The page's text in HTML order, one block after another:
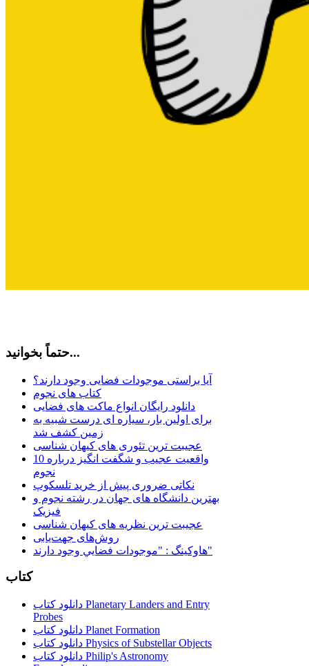
حتماً بخوانید...
آیا براستی موجودات فضایی وجود دارند؟
کتاب های نجوم
دانلود رایگان انواع ماکت های فضایی
برای اولین بار، سیاره ای درست شبیه به
زمین کشف شد
عجیبت ترین تئوری های کیهان شناسی
10 واقعیت عجیب و شگفت انگیز درباره
نجوم
نکاتی ضروری پیش از خرید تلسکوپ
بهترین دانشگاه های جهان در رشته نجوم و
فیزیک
عجیبت ترین نظریه های کیهان شناسی
روش‌های جهت‌یابی
هاوكينگ : "موجودات فضايي وجود دارند"
کتاب
دانلود کتاب Planetary Landers and Entry
Probes
دانلود کتاب Planet Formation
دانلود کتاب Physics of Substellar Objects
دانلود کتاب Philip's Astronomy